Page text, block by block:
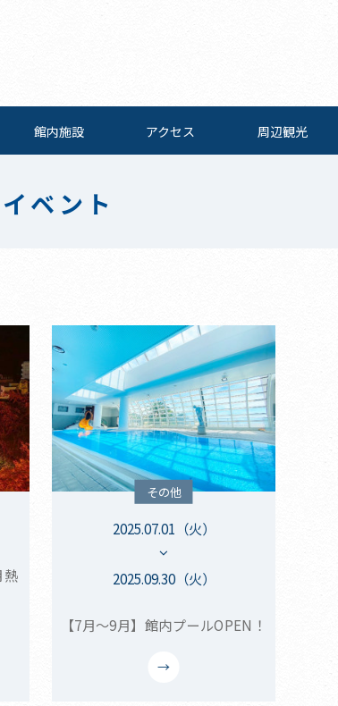
館内施設 アクセス 周辺観光
イベント
その他
2025.07.01（火）
2025.09.30（火）
【7月～9月】館内プールOPEN！